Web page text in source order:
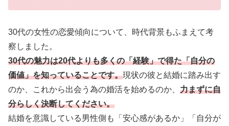
30代の女性の恋愛傾向について、時代背景もふまえて考
察しました。
30代の魅力は20代よりも多くの「経験」で得た「自分の
価値」を知っていることです。現状の彼と結婚に踏み出す
のか、これから出会う為の婚活を始めるのか、 力まずに自
分らしく決断してください。
結婚を意識している男性側も「安心感があるか」「自分が